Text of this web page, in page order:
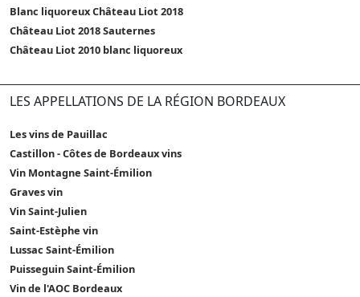
Blanc liquoreux Château Liot 2018
Château Liot 2018 Sauternes
Château Liot 2010 blanc liquoreux
LES APPELLATIONS DE LA RÉGION BORDEAUX
Les vins de Pauillac
Castillon - Côtes de Bordeaux vins
Vin Montagne Saint-Émilion
Graves vin
Vin Saint-Julien
Saint-Estèphe vin
Lussac Saint-Émilion
Puisseguin Saint-Émilion
Vin de l'AOC Bordeaux